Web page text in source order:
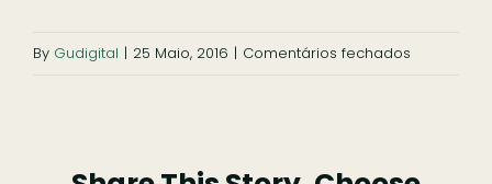
By Gudigital | 25 Maio, 2016 | Comentários fechados